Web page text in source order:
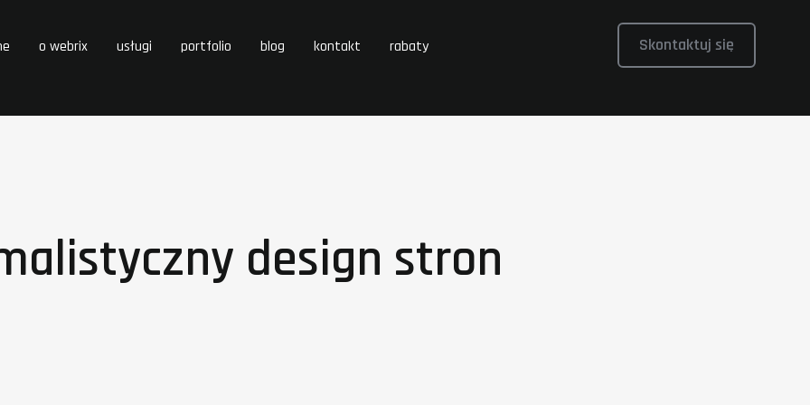
o webrix usługi portfolio blog kontakt rabaty Skontaktuj się
design stron